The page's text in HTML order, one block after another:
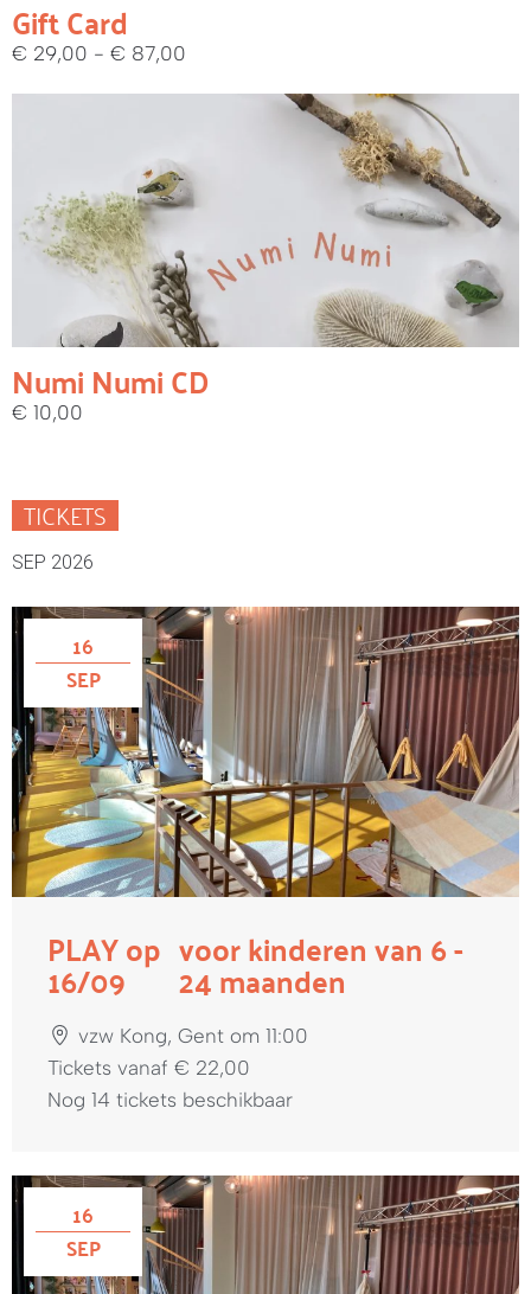
Gift Card
€ 29,00 - € 87,00
Numi Numi CD
€ 10,00
TICKETS
SEP 2026
16
SEP
PLAY op
16/09
voor kinderen van 6 -
24 maanden
vzw Kong, Gent om 11:00
Tickets vanaf € 22,00
Nog 14 tickets beschikbaar
16
SEP